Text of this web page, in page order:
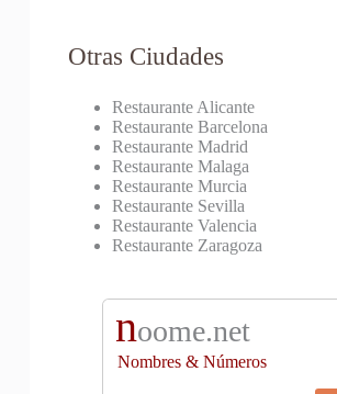
Otras Ciudades
Restaurante Alicante
Restaurante Barcelona
Restaurante Madrid
Restaurante Malaga
Restaurante Murcia
Restaurante Sevilla
Restaurante Valencia
Restaurante Zaragoza
noome.net
Nombres & Números